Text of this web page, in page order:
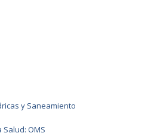
y Saneamiento
OMS